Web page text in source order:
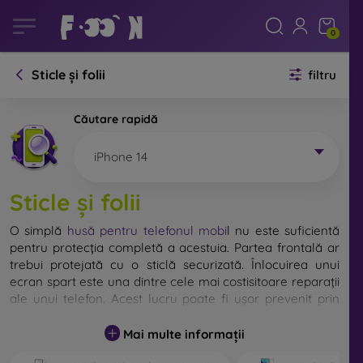
0
Sticle și folii filtru
Căutare rapidă
iPhone 14
Sticle și folii
O simplă husă pentru telefonul mobil nu este suficientă
pentru protecția completă a acestuia. Partea frontală ar
trebui protejată cu o sticlă securizată. Înlocuirea unui
ecran spart este una dintre cele mai costisitoare reparații
ale unui telefon. Acest lucru poate fi ușor prevenit prin
Deși nu există sticlă indestructibilă pentru telefon, în
Mai multe informații